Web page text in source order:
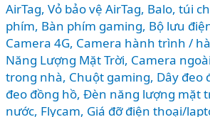
AirTag, Vỏ bảo vệ AirTag, Balo, túi
phím, Bàn phím gaming, Bộ lưu
Camera 4G, Camera hành trình /
Năng Lượng Mặt Trời, Camera
trong nhà, Chuột gaming, Dây đeo
đeo đồng hồ, Đèn năng lượng mặt
nước, Flycam, Giá đỡ điện thoại/